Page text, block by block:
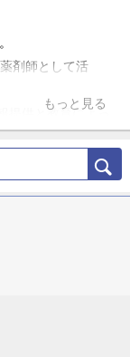
剤師として活
提供と教育によっ
Q&A～Fizz Drug
学的根拠に基づ
薬剤師会の研修会
け100（羊土
もっと見る